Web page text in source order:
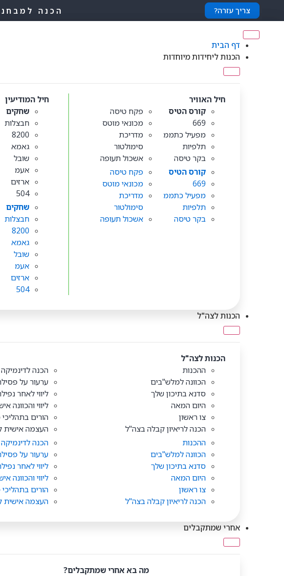
צריך עזרה? הכנה
דף הבית
הכנות ליחידות מיוחדות
חיל האוויר
קורס הטיס
669
מפעיל כתממ
תלפיות
בקר טיסה
פקח טיסה
מכונאי מוטס
מדריכת
סימולטור
אשכול תעופה
קורס הטיס
669
מפעיל כתממ
תלפיות
בקר טיסה
פקח טיסה
מכונאי מוטס
מדריכת
סימולטור
אשכול תעופה
חיל המודיעין
שחקים
חבצלות
8200
גאמא
שובל
אעמ
ארזים
504
שחקים
חבצלות
8200
גאמא
שובל
אעמ
ארזים
504
הכנות לצה"ל
הכנות לצה"ל
ההכנות
הכוונה למלש"בים
סדנא בתיכון שלך
היום המאה
צו ראשון
הכנה לריאיון קבלה בצה"ל
הכנה
ערעור על
ליווי לאחר
ליווי והכוונה
הורים בתהליכי
העצמה אישית
ההכנות
הכוונה למלש"בים
סדנא בתיכון שלך
היום המאה
צו ראשון
הכנה לריאיון קבלה בצה"ל
הכנה
ערעור על
ליווי לאחר
ליווי והכוונה
הורים בתהליכי
העצמה אישית
אחרי שמתקבלים
מה בא אחרי שמתקבלים?